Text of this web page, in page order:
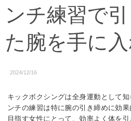
ンチ練習で
た腕を手に入
2024/12/16
キックボクシングは全身運動として
ンチの練習は特に腕の引き締めに効
目指す女性にとって、効率よく体を